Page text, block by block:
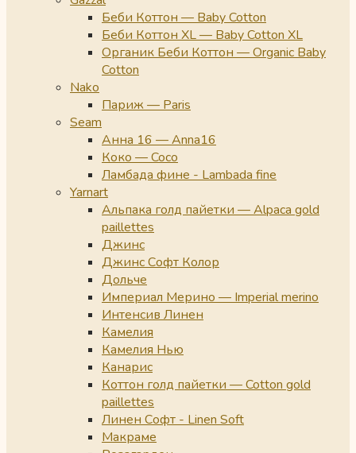
Беби Коттон — Baby Cotton
Беби Коттон XL — Baby Cotton XL
Органик Беби Коттон — Organic Baby
Cotton
Nako
Париж — Paris
Seam
Анна 16 — Anna16
Коко — Coco
Ламбада фине - Lambada fine
Yarnart
Альпака голд пайетки — Alpaca gold
paillettes
Джинс
Джинс Софт Колор
Дольче
Империал Мерино — Imperial merino
Интенсив Линен
Камелия
Камелия Нью
Канарис
Коттон голд пайетки — Cotton gold
paillettes
Линен Софт - Linen Soft
Макраме